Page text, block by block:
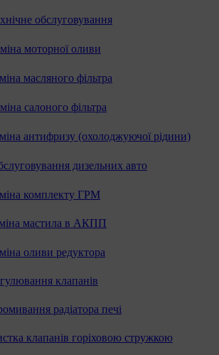
обслуговування
моторної оливи
масляного фільтра
салоного фільтра
антифризу (охолоджуючої рідини)
дизельних авто
комплекту ГРМ
мастила в АКПП
оливи редуктора
клапанів
радіатора печі
клапанів горіховою стружкою